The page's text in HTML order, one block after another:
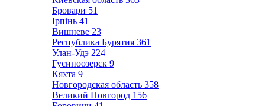
Бровари 51
Ірпінь 41
Вишневе 23
Республика Бурятия 361
Улан-Удэ 224
Гусиноозерск 9
Кяхта 9
Новгородская область 358
Великий Новгород 156